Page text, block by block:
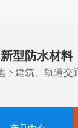
型防水材料
下建筑、轨道交